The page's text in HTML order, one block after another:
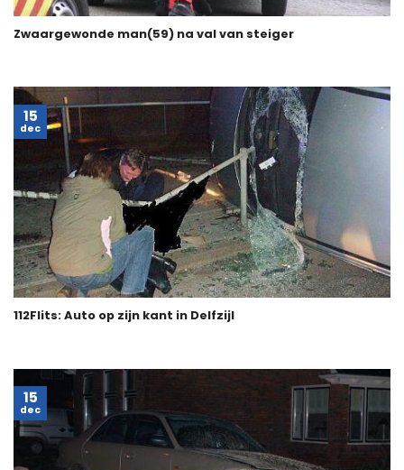
Zwaargewonde man(59) na val van steiger
112Flits: Auto op zijn kant in Delfzijl
15
dec
15
dec